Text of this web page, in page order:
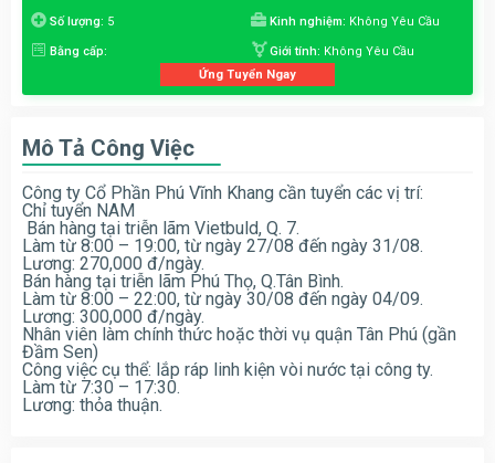
Số lượng: 5 Kinh nghiệm: Không Yêu Cầu
Bằng cấp: Giới tính: Không Yêu Cầu
Ứng Tuyển Ngay
Mô Tả Công Việc
Công ty Cổ Phần Phú Vĩnh Khang cần tuyển các vị trí:
Chỉ tuyển NAM
Bán hàng tại triễn lãm Vietbuld, Q. 7.
Làm từ 8:00 – 19:00, từ ngày 27/08 đến ngày 31/08.
Lương: 270,000 đ/ngày.
Bán hàng tại triễn lãm Phú Thọ, Q.Tân Bình.
Làm từ 8:00 – 22:00, từ ngày 30/08 đến ngày 04/09.
Lương: 300,000 đ/ngày.
Nhân viên làm chính thức hoặc thời vụ quận Tân Phú (gần
Đầm Sen)
Công việc cụ thể: lắp ráp linh kiện vòi nước tại công ty.
Làm từ 7:30 – 17:30.
Lương: thỏa thuận.